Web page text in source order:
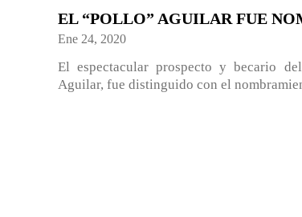
EL “POLLO” AGUILAR FUE
Ene 24, 2020
El espectacular prospecto y becario
Aguilar, fue distinguido con el